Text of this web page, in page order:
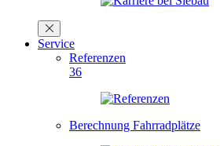
Service
Referenzen
36
Berechnung Fahrradplätze